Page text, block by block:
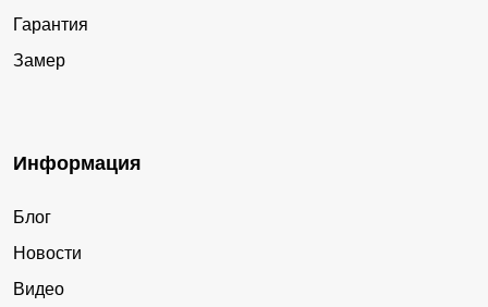
Гарантия
Замер
Информация
Блог
Новости
Видео